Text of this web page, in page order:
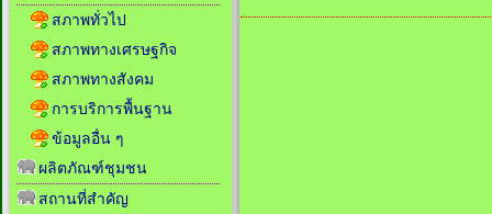
สภาพทั่วไป
สภาพทางเศรษฐกิจ
สภาพทางสังคม
การบริการพื้นฐาน
ข้อมูลอื่น ๆ
ผลิตภัณฑ์ชุมชน
สถานที่สำคัญ